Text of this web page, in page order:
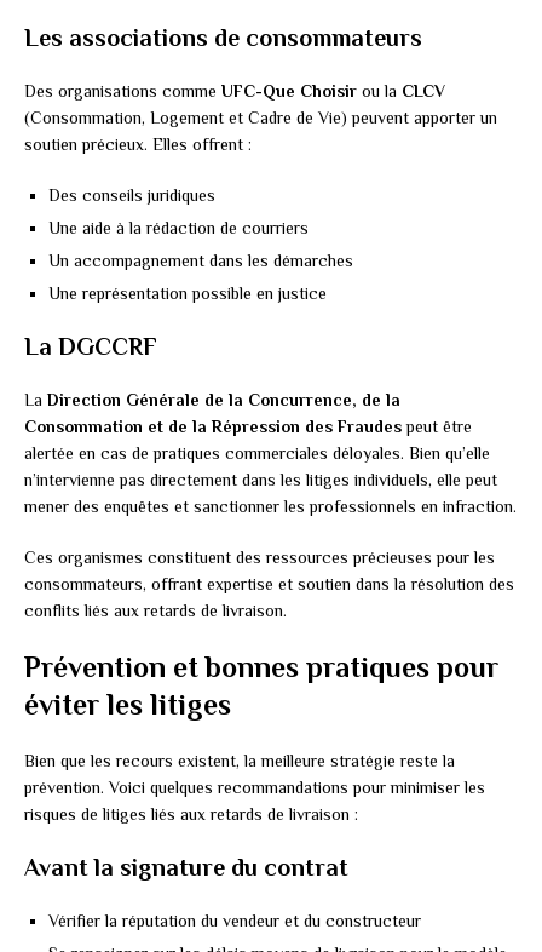
Les associations de consommateurs
Des organisations comme UFC-Que Choisir ou la CLCV
(Consommation, Logement et Cadre de Vie) peuvent apporter un
soutien précieux. Elles offrent :
Des conseils juridiques
Une aide à la rédaction de courriers
Un accompagnement dans les démarches
Une représentation possible en justice
La DGCCRF
La Direction Générale de la Concurrence, de la
Consommation et de la Répression des Fraudespeut être
alertée en cas de pratiques commerciales déloyales. Bien qu’elle
n’intervienne pas directement dans les litiges individuels, elle peut
mener des enquêtes et sanctionner les professionnels en infraction.
Ces organismes constituent des ressources précieuses pour les
consommateurs, offrant expertise et soutien dans la résolution des
conflits liés aux retards de livraison.
Prévention et bonnes pratiques pour
éviter les litiges
Bien que les recours existent, la meilleure stratégie reste la
prévention. Voici quelques recommandations pour minimiser les
risques de litiges liés aux retards de livraison :
Avant la signature du contrat
Vérifier la réputation du vendeur et du constructeur